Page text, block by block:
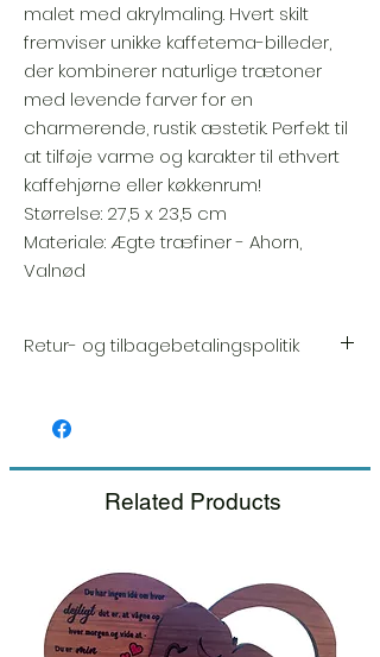
malet med akrylmaling. Hvert skilt
fremviser unikke kaffetema-billeder,
der kombinerer naturlige trætoner
med levende farver for en
charmerende, rustik æstetik. Perfekt til
at tilføje varme og karakter til ethvert
kaffehjørne eller køkkenrum!
Størrelse: 27,5 x 23,5 cm
Materiale: Ægte træfiner - Ahorn,
Valnød
Retur- og tilbagebetalingspolitik
vores højeste prioritet, og vi inspicerer altid
Hvis du bemærker nogen skade, når du
billede, så sørger vi for en hurtig
udskiftning.Se venligst vores retur- og
tilbagebetalingspolitik.
Related Products